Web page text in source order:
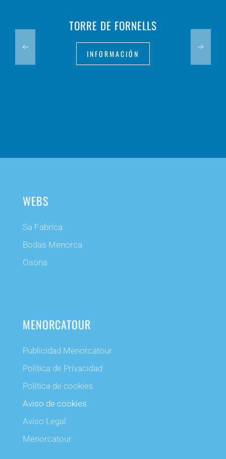
TORRE DE FORNELLS
INFORMACIÓN
WEBS
Sa Fabrica
Bodas Menorca
Osona
MENORCATOUR
Publicidad Menorcatour
Política de Privacidad
Política de cookies
Aviso de cookies
Aviso Legal
Menorcatour